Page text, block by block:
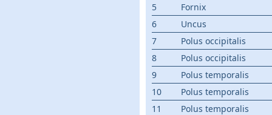
5
Fornix
6
Uncus
7
Polus occipitalis
8
Polus occipitalis
9
Polus temporalis
10
Polus temporalis
11
Polus temporalis